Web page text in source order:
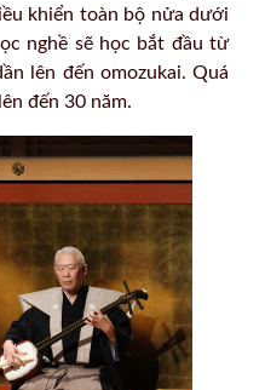
khiển toàn bộ nửa dưới
nghề sẽ học bắt đầu từ
lên đến omozukai. Quá
đến 30 năm.